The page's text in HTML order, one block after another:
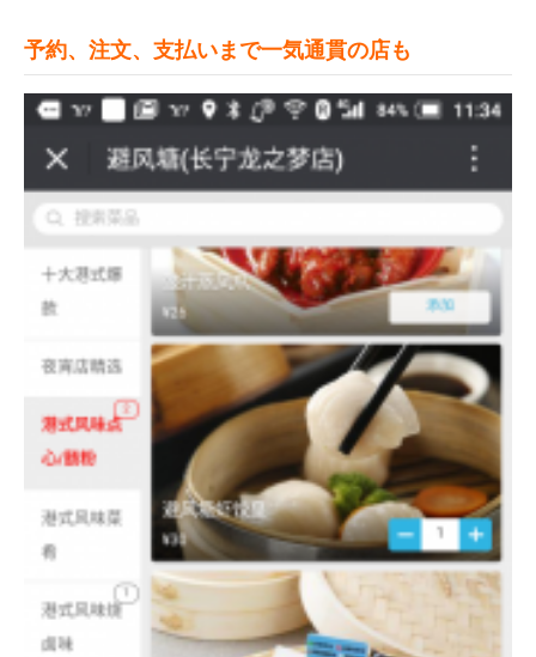
予約、注文、支払いまで一気通貫の店も